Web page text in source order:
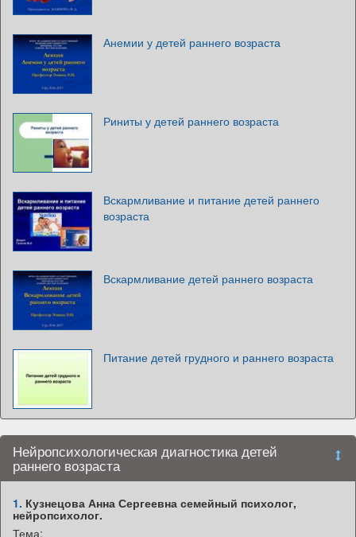
Анемии у детей раннего возраста
Риниты у детей раннего возраста
Вскармливание и питание детей раннего
возраста
Вскармливание детей раннего возраста
Питание детей грудного и раннего возраста
Нейропсихологическая диагностика детей
раннего возраста
1. Кузнецова Анна Сергеевна семейный психолог,
нейропсихолог.
Тема: